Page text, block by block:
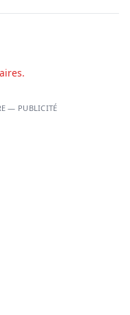
— PUBLICITÉ